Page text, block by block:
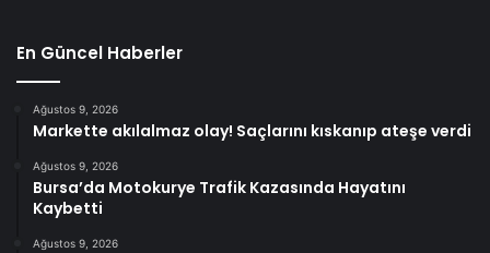
En Güncel Haberler
Ağustos 9, 2026
Markette akılalmaz olay! Saçlarını kıskanıp ateşe verdi
Ağustos 9, 2026
Bursa’da Motokurye Trafik Kazasında Hayatını
Kaybetti
Ağustos 9, 2026